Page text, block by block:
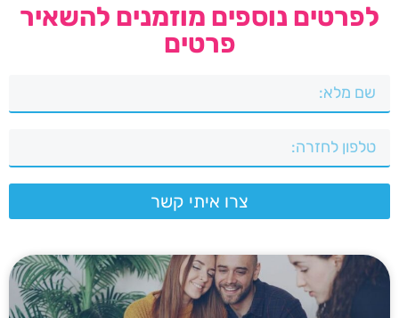
לפרטים נוספים מוזמנים להשאיר
פרטים
צרו איתי קשר